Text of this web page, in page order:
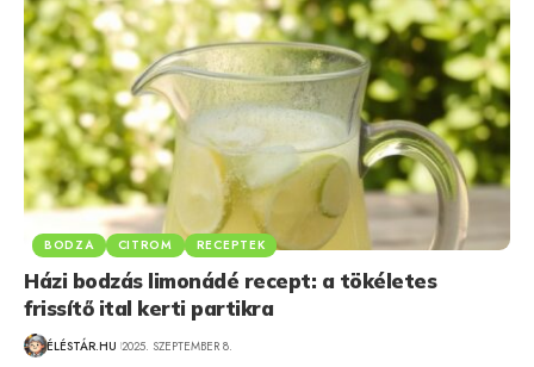
BODZA CITROM RECEPTEK
Házi bodzás limonádé recept: a tökéletes
frissítő ital kerti partikra
ÉLÉSTÁR.HU 2025. SZEPTEMBER 8.